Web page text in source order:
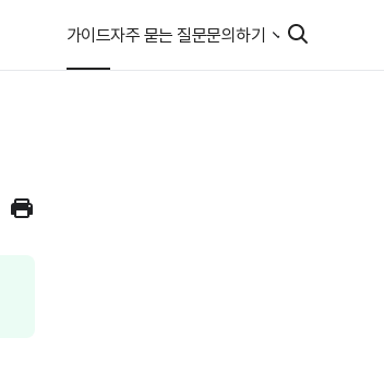
가이드자주 묻는 질문문의하기